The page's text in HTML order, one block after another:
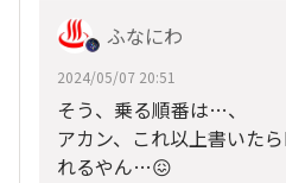
ふなにわ
2024/05/07 20:51
そう、乗る順番は…、
アカン、これ以上書いた
れるやん…😖